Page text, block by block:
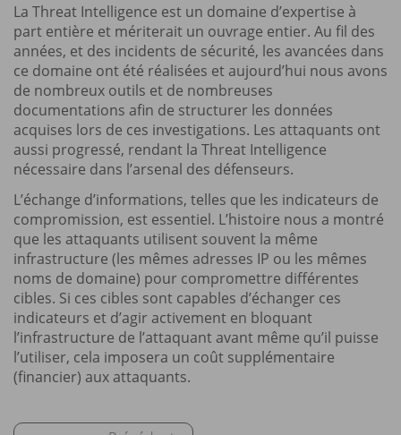
La Threat Intelligence est un domaine d’expertise à
part entière et mériterait un ouvrage entier. Au fil des
années, et des incidents de sécurité, les avancées dans
ce domaine ont été réalisées et aujourd’hui nous avons
de nombreux outils et de nombreuses
documentations afin de structurer les données
acquises lors de ces investigations. Les attaquants ont
aussi progressé, rendant la Threat Intelligence
nécessaire dans l’arsenal des défenseurs.
L’échange d’informations, telles que les indicateurs de
compromission, est essentiel. L’histoire nous a montré
que les attaquants utilisent souvent la même
infrastructure (les mêmes adresses IP ou les mêmes
noms de domaine) pour compromettre différentes
cibles. Si ces cibles sont capables d’échanger ces
indicateurs et d’agir activement en bloquant
l’infrastructure de l’attaquant avant même qu’il puisse
l’utiliser, cela imposera un coût supplémentaire
(financier) aux attaquants.